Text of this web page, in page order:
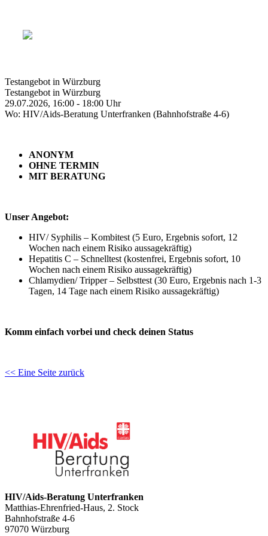
Testangebot in Würzburg
Testangebot in Würzburg
29.07.2026, 16:00 - 18:00 Uhr
Wo: HIV/Aids-Beratung Unterfranken (Bahnhofstraße 4-6)
ANONYM
OHNE TERMIN
MIT BERATUNG
Unser Angebot:
HIV/ Syphilis – Kombitest (5 Euro, Ergebnis sofort, 12
Wochen nach einem Risiko aussagekräftig)
Hepatitis C – Schnelltest (kostenfrei, Ergebnis sofort, 10
Wochen nach einem Risiko aussagekräftig)
Chlamydien/ Tripper – Selbsttest (30 Euro, Ergebnis nach 1-3
Tagen, 14 Tage nach einem Risiko aussagekräftig)
Komm einfach vorbei und check deinen Status
<< Eine Seite zurück
HIV/Aids-Beratung Unterfranken
Matthias-Ehrenfried-Haus, 2. Stock
Bahnhofstraße 4-6
97070 Würzburg